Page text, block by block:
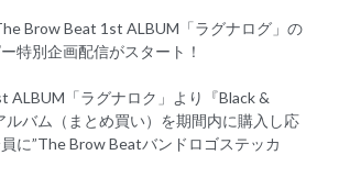
Brow Beat 1st ALBUM「ラグナログ」の
特別企画配信がスタート！
ALBUM「ラグナロク」より『Black &
ルバム（まとめ買い）を期間内に購入し応
に”The Brow Beatバンドロゴステッカ